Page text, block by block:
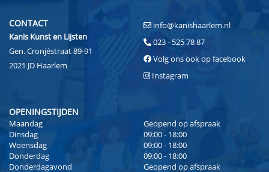
CONTACT
Kanis Kunst en Lijsten
Gen. Cronjéstraat 89-91
2021 JD Haarlem
info@kanishaarlem.nl
023 - 525 78 87
Volg ons ook op facebook
Instagram
OPENINGSTIJDEN
Maandag
Geopend op afspraak
Dinsdag
09:00 - 18:00
Woensdag
09:00 - 18:00
Donderdag
09:00 - 18:00
Donderdagavond
Geopend op afspraak